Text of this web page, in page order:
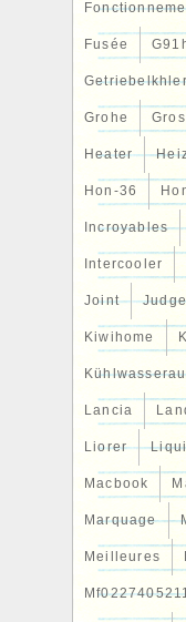
Fusée
Grohe Gros
Heater
Hon-36
Incroyables
Intercooler
Joint Judge
Kiwihome
Lancia
Liorer
Macbook
Marquage
Meilleures